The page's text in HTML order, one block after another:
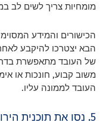
מומחיות צריך לשים לב
הכישורים והמידע
הבא יצטרכו להיקבע
של העובד מתאפשרת
משוב קבוע, חונכות או
העובד לממונה עליו.
5. נסו את תוכנית הירושה שלכם בצורה ראשונית